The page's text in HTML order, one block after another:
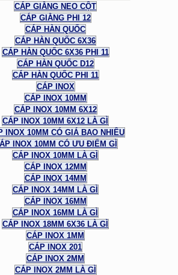
CÁP GIẰNG NEO CỘT
CÁP GIẰNG PHI 12
CÁP HÀN QUỐC
CÁP HÀN QUỐC 6X36
CÁP HÀN QUỐC 6X36 PHI 11
CÁP HÀN QUỐC D12
CÁP HÀN QUỐC PHI 11
CÁP INOX
CÁP INOX 10MM
CÁP INOX 10MM 6X12
CÁP INOX 10MM 6X12 LÀ GÌ
INOX 10MM CÓ GIÁ BAO NHIÊU
INOX 10MM CÓ ƯU ĐIỂM GÌ
CÁP INOX 10MM LÀ GÌ
CÁP INOX 12MM
CÁP INOX 14MM
CÁP INOX 14MM LÀ GÌ
CÁP INOX 16MM
CÁP INOX 16MM LÀ GÌ
CÁP INOX 18MM 6X36 LÀ GÌ
CÁP INOX 1MM
CÁP INOX 201
CÁP INOX 2MM
CÁP INOX 2MM LÀ GÌ